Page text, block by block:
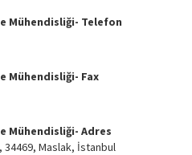
Mühendisliği- Telefon
Mühendisliği- Fax
Mühendisliği- Adres
34469, Maslak, İstanbul